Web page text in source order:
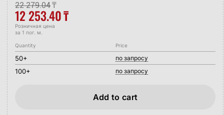
22 279.04₸
12 253.40₸
Розничная цена
за 1 пог. м.
Quantity
50+
100+
Price
по запросу
по запросу
Add to cart